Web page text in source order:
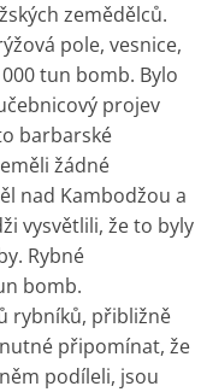
zemědělců.
pole, vesnice,
tun bomb. Bylo
projev
barbarské
žádné
nad Kambodžou a
vysvětlili, že to byly
Rybné
bomb.
rybníků, přibližně
připomínat, že
podíleli, jsou